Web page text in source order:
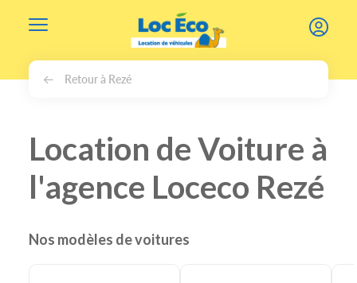
Retour à Rezé
Location de Voiture à
l'agence Loceco Rezé
Nos modèles de voitures